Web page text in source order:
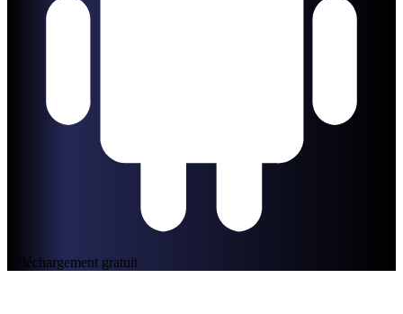
Téléchargement gratuit